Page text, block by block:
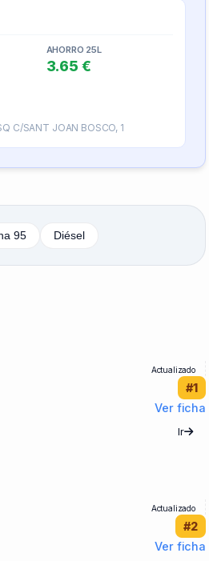
AHORRO 25L
3.65 €
C/SANT JOAN BOSCO, 1
Gasolina 95 Diésel
Actualizado
#1
Ver ficha
Ir
Actualizado
#2
Ver ficha